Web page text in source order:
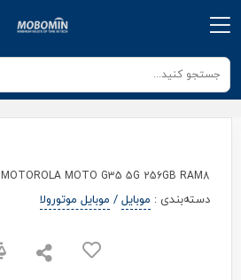
MOTOROLA MOTO G35 5G 256GB RAM8
دسته‌بندی : موبایل/ موبایل موتورولا